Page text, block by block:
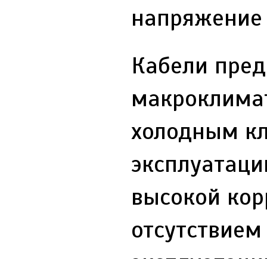
напряжение
Кабели
холодным
высокой